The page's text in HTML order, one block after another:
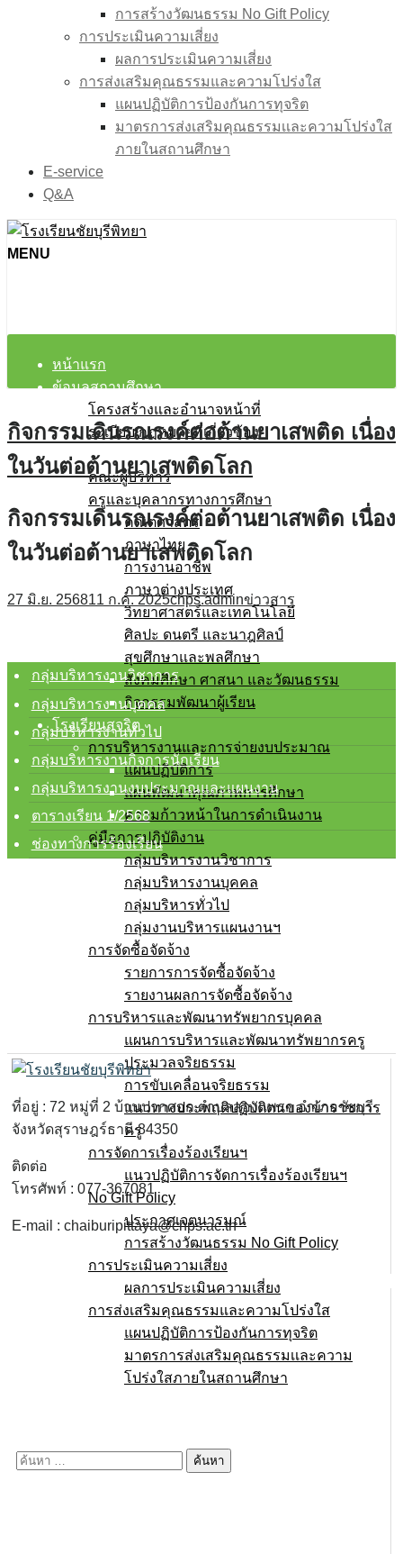
การสร้างวัฒนธรรม No Gift Policy
การประเมินความเสี่ยง
ผลการประเมินความเสี่ยง
การส่งเสริมคุณธรรมและความโปร่งใส
แผนปฏิบัติการป้องกันการทุจริต
มาตรการส่งเสริมคุณธรรมเเละความโปร่งใส
ภายในสถานศึกษา
E-service
Q&A
MENU
หน้าแรก
ข้อมูลสถานศึกษา
โครงสร้างและอำนาจหน้าที่
ระเบียบ/กฎหมายที่เกี่ยวข้อง
บุคลากร
คณะผู้บริหาร
ครูและบุคลากรทางการศึกษา
คณิตศาสตร์
ภาษาไทย
การงานอาชีพ
ภาษาต่างประเทศ
วิทยาศาสตร์และเทคโนโลยี
ศิลปะ ดนตรี และนาฎศิลป์
สุขศึกษาและพลศึกษา
สังคมศึกษา ศาสนา และวัฒนธรรม
กิจกรรมพัฒนาผู้เรียน
โรงเรียนสุจริต
การบริหารงานและการจ่ายงบประมาณ
แผนปฏิบัติการ
แผนพัฒนาคุณภาพการศึกษา
ความก้าวหน้าในการดำเนินงาน
คู่มือการปฏิบัติงาน
กลุ่มบริหารงานวิชาการ
กลุ่มบริหารงานบุคคล
กลุ่มบริหารทั่วไป
กลุ่มงานบริหารแผนงานฯ
การจัดซื้อจัดจ้าง
รายการการจัดซื้อจัดจ้าง
รายงานผลการจัดซื้อจัดจ้าง
การบริหารและพัฒนาทรัพยากรบุคคล
แผนการบริหารและพัฒนาทรัพยากรครู
ประมวลจริยธรรม
การขับเคลื่อนจริยธรรม
แนวทางประพฤติปฏิบัติตนของข้าราชการ
ครู
การจัดการเรื่องร้องเรียนฯ
แนวปฏิบัติการจัดการเรื่องร้องเรียนฯ
No Gift Policy
ประกาศเจตนารมณ์
การสร้างวัฒนธรรม No Gift Policy
การประเมินความเสี่ยง
ผลการประเมินความเสี่ยง
การส่งเสริมคุณธรรมและความโปร่งใส
แผนปฏิบัติการป้องกันการทุจริต
มาตรการส่งเสริมคุณธรรมเเละความ
โปร่งใสภายในสถานศึกษา
ค้นหา
กิจกรรมเดินรณรงค์ต่อต้านยาเสพติด เนื่อง
ในวันต่อต้านยาเสพติดโลก
กิจกรรมเดินรณรงค์ต่อต้านยาเสพติด เนื่อง
ในวันต่อต้านยาเสพติดโลก
27 มิ.ย. 256811 ก.ค. 2025chps.adminข่าวสาร
กลุ่มบริหารงานวิชาการ
กลุ่มบริหารงานบุคคล
กลุ่มบริหารงานทั่วไป
กลุ่มบริหารงานกิจการนักเรียน
กลุ่มบริหารงานงบประมาณและแผนงาน
ตารางเรียน 1/2568
ช่องทางการร้องเรียน
ที่อยู่ : 72 หมู่ที่ 2 บ้านปากศอก ตำบลสองแพรก อำเภอชัยบุรี
จังหวัดสุราษฎร์ธานี 84350
ติดต่อ
โทรศัพท์ : 077-367081
E-mail : chaiburipittaya@chps.ac.th